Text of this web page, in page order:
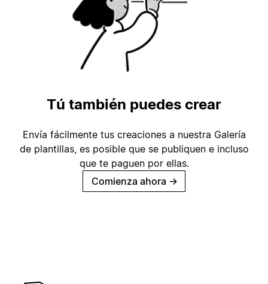
Tú también puedes crear
Envía fácilmente tus creaciones a nuestra Galería
de plantillas, es posible que se publiquen e incluso
que te paguen por ellas.
Comienza ahora →